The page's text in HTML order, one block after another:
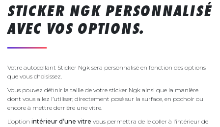
STICKER NGK PERSONNALISÉ
AVEC VOS OPTIONS.
Votre autocollant Sticker Ngk sera personnalisé en fonction des options
que vous choisissez.
Vous pouvez définir la taille de votre sticker Ngk ainsi que la manière
dont vous allez l’utiliser; directement posé sur la surface, en pochoir ou
encore à mettre derrière une vitre.
L’option intérieur d’une vitre vous permettra de le coller à l’intérieur de